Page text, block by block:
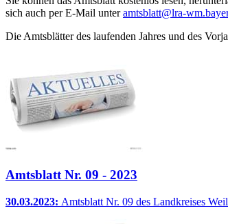
sich auch per E-Mail unteramtsblatt@lra-
Die Amtsblätter des laufenden Jahres und des
Amtsblatt Nr. 09 - 2023
30.03.2023: Amtsblatt Nr. 09 des Landkreises